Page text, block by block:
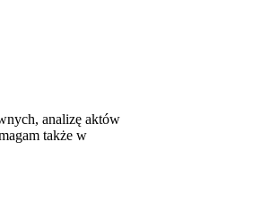
analizę aktów
także w